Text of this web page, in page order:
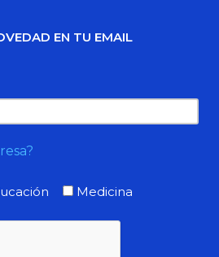
EN TU EMAIL
Medicina